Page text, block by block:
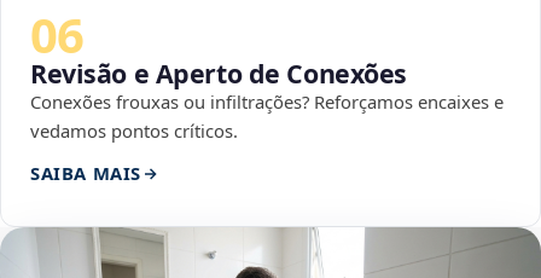
06
Revisão e Aperto de Conexões
Conexões frouxas ou infiltrações? Reforçamos encaixes e
vedamos pontos críticos.
SAIBA MAIS